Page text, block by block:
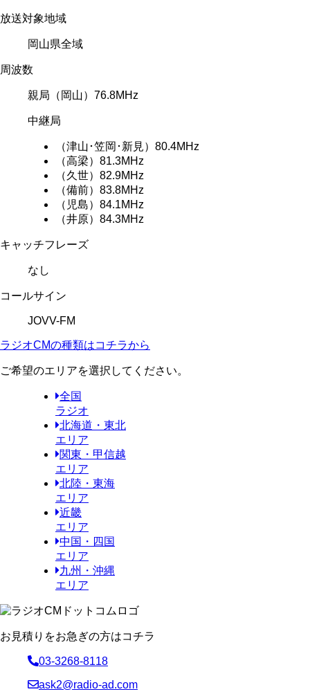
放送対象地域
岡山県全域
周波数
親局 （岡山）76.8MHz
中継局
（津山･笠岡･新見）80.4MHz
（高梁）81.3MHz
（久世）82.9MHz
（備前）83.8MHz
（児島）84.1MHz
（井原）84.3MHz
キャッチフレーズ
なし
コールサイン
JOVV-FM
ラジオCMの種類はコチラから
ご希望のエリアを選択してください。
全国
ラジオ
北海道・東北
エリア
関東・甲信越
エリア
北陸・東海
エリア
近畿
エリア
中国・四国
エリア
九州・沖縄
エリア
お見積りをお急ぎの方はコチラ
03-3268-8118
ask2@radio-ad.com